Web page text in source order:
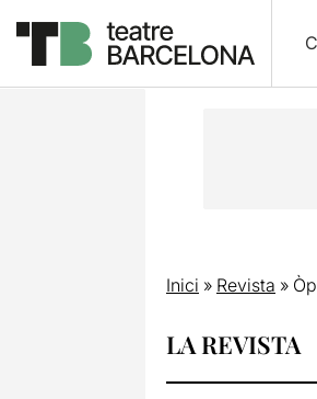
Inici » Revista »
LA REVISTA